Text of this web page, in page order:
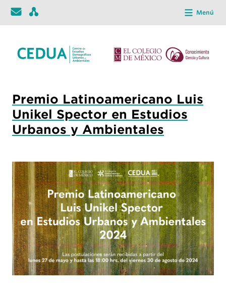
Menú
Premio Latinoamericano Luis
Unikel Spector en Estudios
Urbanos y Ambientales